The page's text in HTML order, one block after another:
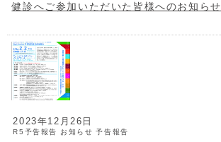
健診へご参加いただいた皆様へのお知らせ
2023年12月26日
R5予告報告 お知らせ 予告報告